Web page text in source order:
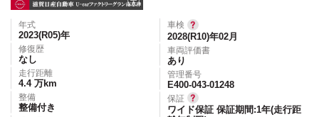
年式
2023(R05)年
修復歴
なし
走行距離
4.4 万km
整備
整備付き
車検
2028(R10)年02月
車両評価書
あり
管理番号
E400-043-01248
保証
ワイド保証 保証期間:1年(走行距